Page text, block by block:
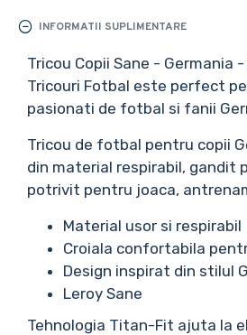
INFORMATII SUPLIMENTARE
Tricou Copii Sane - Germania
Tricouri Fotbal este perfect
pasionati de fotbal si fanii
Tricou de fotbal pentru copii
din material respirabil, gandit
potrivit pentru joaca,
Material usor si respirabil
Croiala confortabila
Design inspirat din stilul
Leroy Sane
Tehnologia Titan-Fit ajuta la